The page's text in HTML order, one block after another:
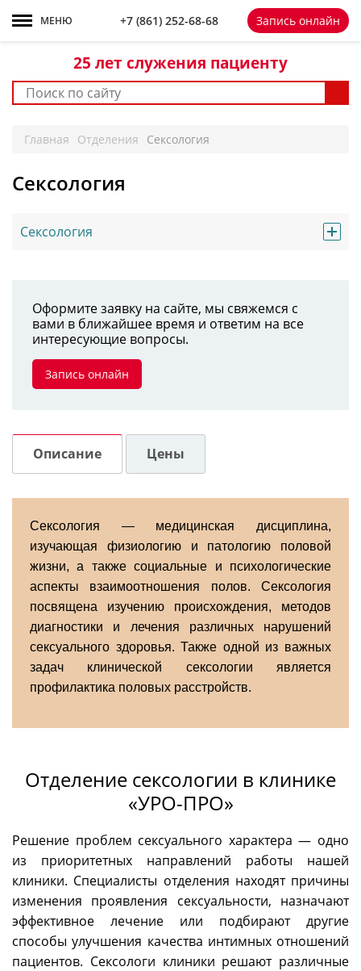
+7 861 252-68-68
25 лет служения пациенту
МЕНЮ +7 (861) 252-68-68 Запись онлайн
Главная Отделения Сексология
Сексология
Сексология
Оформите заявку на сайте, мы свяжемся с
вами в ближайшее время и ответим на все
интересующие вопросы.
Запись онлайн
Описание Цены
Сексология — медицинская дисциплина,
изучающая физиологию и патологию половой
жизни, а также социальные и психологические
аспекты взаимоотношения полов. Сексология
посвящена изучению происхождения, методов
диагностики и лечения различных нарушений
сексуального здоровья. Также одной из важных
задач клинической сексологии является
профилактика половых расстройств.
Отделение сексологии в клинике
«УРО-ПРО»
Решение проблем сексуального характера — одно
из приоритетных направлений работы нашей
клиники. Специалисты отделения находят причины
изменения проявления сексуальности, назначают
эффективное лечение или подбирают другие
способы улучшения качества интимных отношений
пациентов. Сексологи клиники решают различные